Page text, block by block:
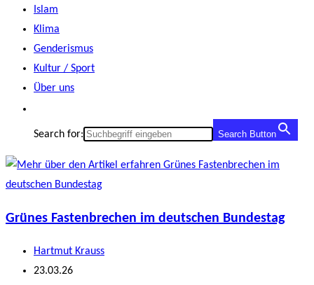
Islam
Klima
Genderismus
Kultur / Sport
Über uns
Search for: Search Button
Grünes Fastenbrechen im deutschen Bundestag
Beitrags-
Autor:
Hartmut Krauss
Beitrag
23.03.26